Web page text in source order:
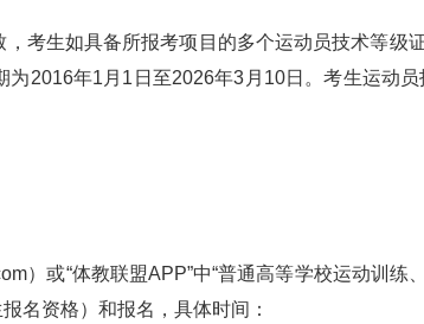
考生如具备所报考项目的多个运动员技术等级
2016年1月1日至2026年3月10日。考生运动
）或“体教联盟APP”中“普通高等学校运动训练
名资格）和报名，具体时间：